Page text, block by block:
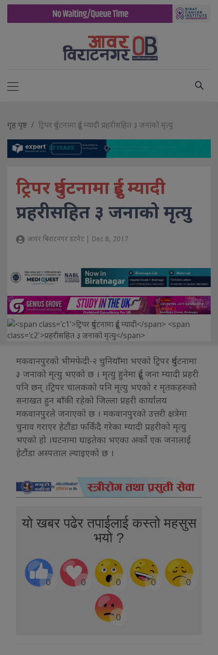
गृह पृष्ट ट्रिपर दुर्घटनामा दुई म्यादी प्रहरीसहित ३ जनाको मृत्यु
ट्रिपर दुर्घटनामा दुई म्यादी
प्रहरीसहित ३ जनाको मृत्यु
आवर बिराटनगर डटनेट | Dec 8, 2017
मकवानपुरको भीमफेदी-२ चुनियाँमा भएको ट्रिपर दुर्घटनामा
३ जनाको मृत्यु भएको छ । मृत्यु हुनेमा दुई जना म्यादी प्रहरी
पनि छन् ।ट्रिपर चालकको पनि मृत्यु भएको र मृतकहरुको
सनाखत हुन बाँकी रहेको जिल्ला प्रहरी कार्यालय
मकवानपुरले जनाएको छ । मकवानपुरको उत्तरी क्षत्रेमा
चुनाव गराएर हेटौंडा फर्किंदै गरेका म्यादी प्रहरीको मृत्यु
भएको हो ।घटनामा घाइतेका भएका अर्को एक जनालाई
हेटौंडा अस्पताल ल्याइएको छ ।
यो खबर पढेर तपाईलाई कस्तो महसुस
भयो ?
0 0 0 0 0
0